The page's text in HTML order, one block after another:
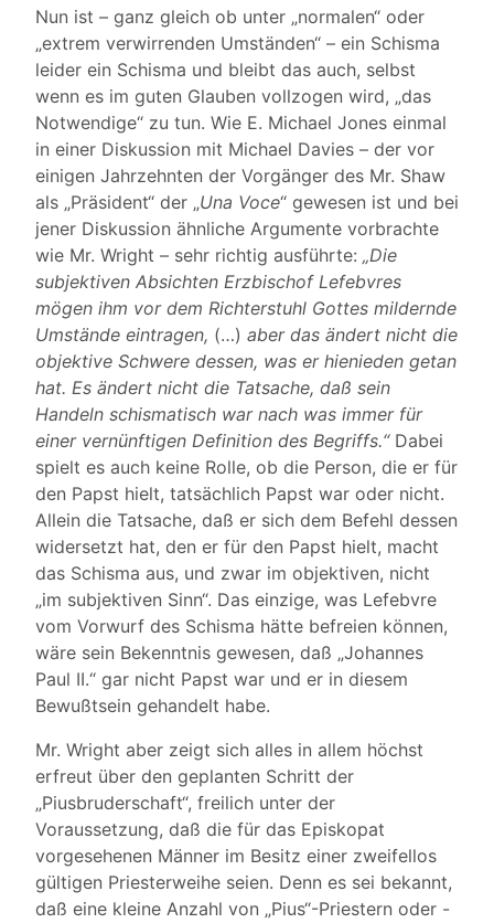
Nun ist – ganz gleich ob unter „normalen“ oder
„extrem verwirrenden Umständen“ – ein Schisma
leider ein Schisma und bleibt das auch, selbst
wenn es im guten Glauben vollzogen wird, „das
Notwendige“ zu tun. Wie E. Michael Jones einmal
in einer Diskussion mit Michael Davies – der vor
einigen Jahrzehnten der Vorgänger des Mr. Shaw
als „Präsident“ der „Una Voce“ gewesen ist und bei
jener Diskussion ähnliche Argumente vorbrachte
wie Mr. Wright – sehr richtig ausführte: „Die
subjektiven Absichten Erzbischof Lefebvres
mögen ihm vor dem Richterstuhl Gottes mildernde
Umstände eintragen, (…) aber das ändert nicht die
objektive Schwere dessen, was er hienieden getan
hat. Es ändert nicht die Tatsache, daß sein
Handeln schismatisch war nach was immer für
einer vernünftigen Definition des Begriffs.“Dabei
spielt es auch keine Rolle, ob die Person, die er für
den Papst hielt, tatsächlich Papst war oder nicht.
Allein die Tatsache, daß er sich dem Befehl dessen
widersetzt hat, den er für den Papst hielt, macht
das Schisma aus, und zwar im objektiven, nicht
„im subjektiven Sinn“. Das einzige, was Lefebvre
vom Vorwurf des Schisma hätte befreien können,
wäre sein Bekenntnis gewesen, daß „Johannes
Paul II.“ gar nicht Papst war und er in diesem
Bewußtsein gehandelt habe.
Mr. Wright aber zeigt sich alles in allem höchst
erfreut über den geplanten Schritt der
„Piusbruderschaft“, freilich unter der
Voraussetzung, daß die für das Episkopat
vorgesehenen Männer im Besitz einer zweifellos
gültigen Priesterweihe seien. Denn es sei bekannt,
daß eine kleine Anzahl von „Pius“-Priestern oder -